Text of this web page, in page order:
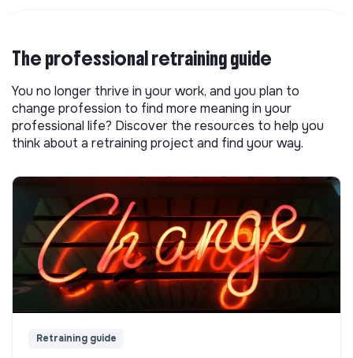
The professional retraining guide
You no longer thrive in your work, and you plan to
change profession to find more meaning in your
professional life? Discover the resources to help you
think about a retraining project and find your way.
Retraining guide